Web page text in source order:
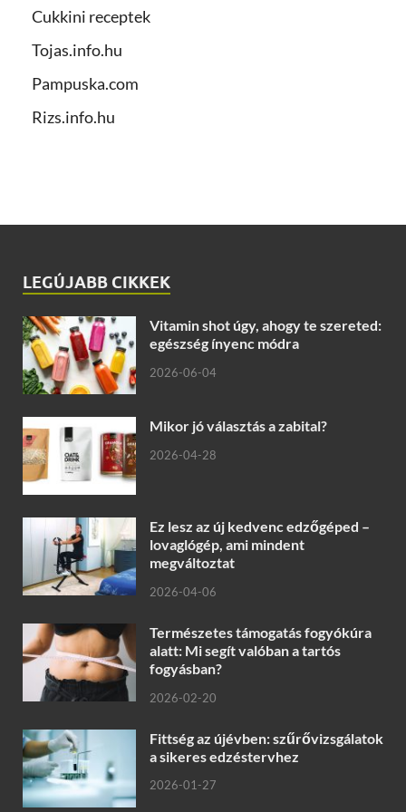
Cukkini receptek
Tojas.info.hu
Pampuska.com
Rizs.info.hu
LEGÚJABB CIKKEK
Vitamin shot úgy, ahogy te szereted:
egészség ínyenc módra
2026-06-04
Mikor jó választás a zabital?
2026-04-28
Ez lesz az új kedvenc edzőgéped –
lovaglógép, ami mindent
megváltoztat
2026-04-06
Természetes támogatás fogyókúra
alatt: Mi segít valóban a tartós
fogyásban?
2026-02-20
Fittség az újévben: szűrővizsgálatok
a sikeres edzéstervhez
2026-01-27